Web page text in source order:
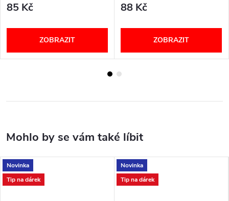
85 Kč
ZOBRAZIT
88 Kč
ZOBRAZIT
Novinka
Tip na dárek
Novinka
Tip na dárek